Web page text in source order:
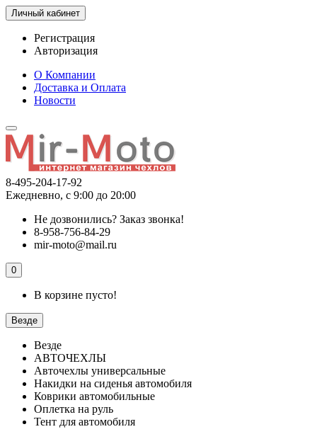
Личный кабинет
Регистрация
Авторизация
О Компании
Доставка и Оплата
Новости
8-495-204-17-92
Ежедневно, с 9:00 до 20:00
Не дозвонились? Заказ звонка!
8-958-756-84-29
mir-moto@mail.ru
0
В корзине пусто!
Везде
Везде
АВТОЧЕХЛЫ
Авточехлы универсальные
Накидки на сиденья автомобиля
Коврики автомобильные
Оплетка на руль
Тент для автомобиля